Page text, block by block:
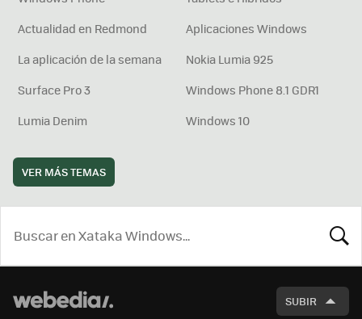
Actualidad en Redmond
Aplicaciones Windows
La aplicación de la semana
Nokia Lumia 925
Surface Pro 3
Windows Phone 8.1 GDR1
Lumia Denim
Windows 10
VER MÁS TEMAS
SUBIR